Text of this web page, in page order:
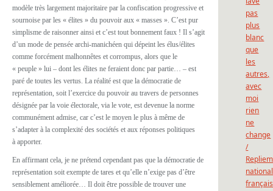
modèle très largement majoritaire par la confiscation progressive et
sournoise par les « élites » du pouvoir aux « masses ». C’est pur
simplisme de raisonner ainsi et c’est tout bonnement faux ! Il s’agit
d’un mode de pensée archi-manichéen qui dépeint les élus/élites
comme forcément malhonnêtes et corrompus, alors que le
« peuple » lui – dont les élites ne feraient donc par partie… – est
paré de toutes les vertus. La réalité est que la démocratie de
représentation, soit l’exercice du pouvoir au travers de personnes
désignée par la voie électorale, via le vote, est devenue la norme
communément admise, car c’est le moyen le plus à même de
s’adapter à la complexité des sociétés et aux réponses politiques
à apporter.
En affirmant cela, je ne prétend cependant pas que la démocratie de
représentation soit exempte de tares et qu’elle n’exige pas d’être
sensiblement améliorée… Il doit être possible de trouver une
pas
plus
blanc
que
les
autres,
avec
moi
rien
ne
change
/